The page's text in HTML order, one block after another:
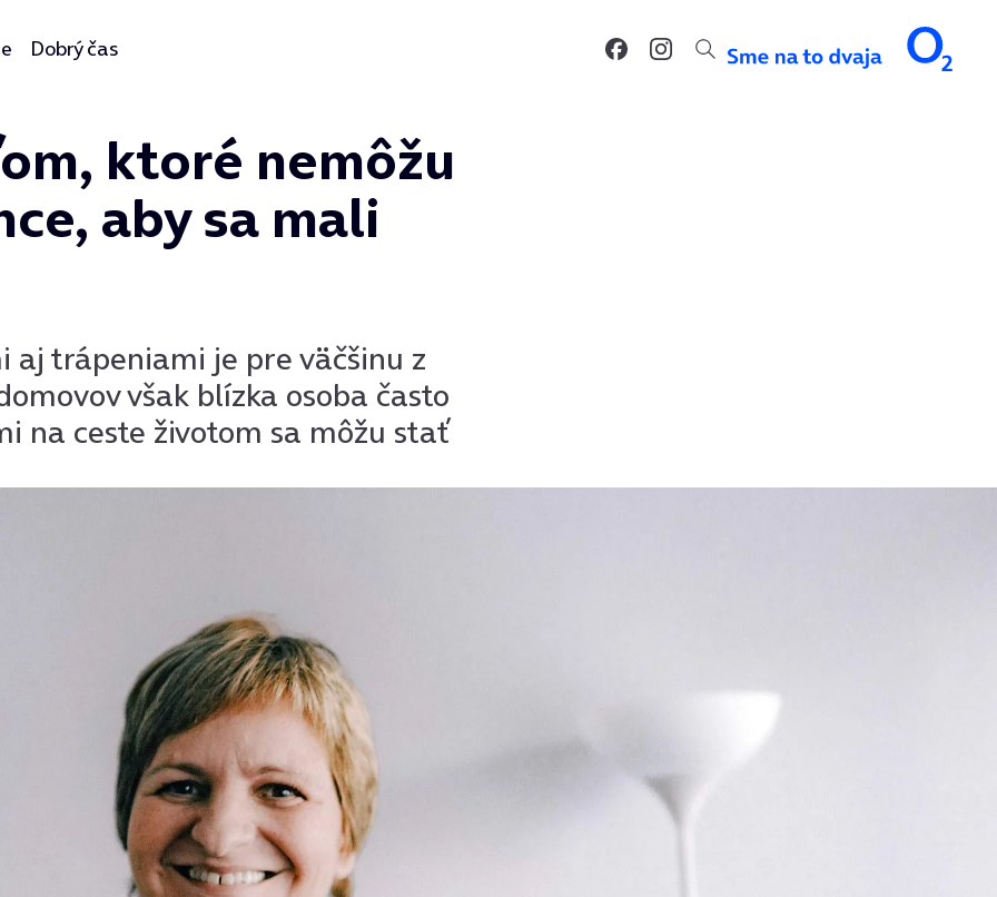
Dobrý čas
ktoré nemôžu
aby sa mali
aj trápeniami je pre väčšinu z
však blízka osoba často
na ceste životom sa môžu stať